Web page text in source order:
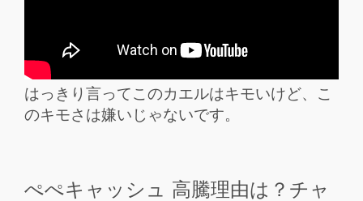
はっきり言ってこのカエルはキモいけど、こ
のキモさは嫌いじゃないです。
ぺぺキャッシュ 高騰理由は？チャ